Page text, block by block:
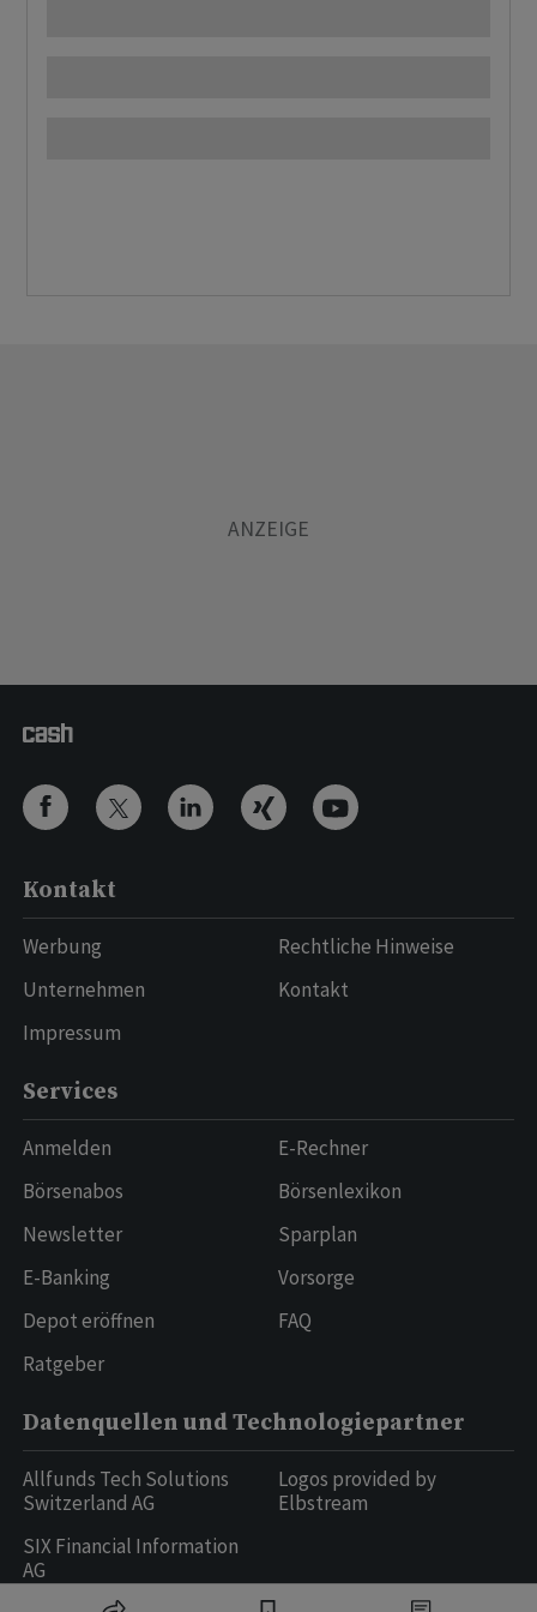
Kontakt
Werbung
Unternehmen
Impressum
Rechtliche Hinweise
Kontakt
Services
Anmelden
Börsenabos
Newsletter
E-Banking
Depot eröffnen
Ratgeber
E-Rechner
Börsenlexikon
Sparplan
Vorsorge
FAQ
Datenquellen und Technologiepartner
Allfunds Tech Solutions
Switzerland AG
SIX Financial Information
AG
Logos provided by
Elbstream